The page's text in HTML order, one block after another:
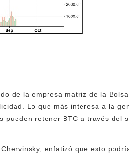
de la empresa matriz de la
Lo que más interesa a la
retener BTC a través del
enfatizó que esto